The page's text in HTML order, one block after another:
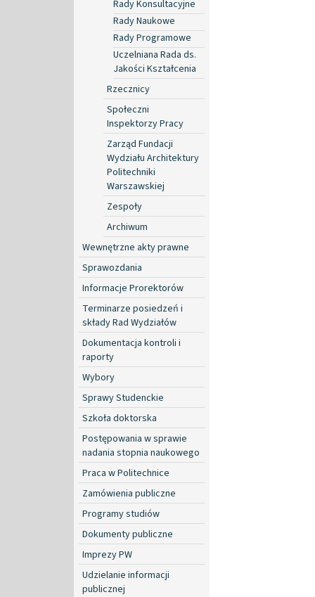
Rady Konsultacyjne
Rady Naukowe
Rady Programowe
Uczelniana Rada ds.
Jakości Kształcenia
Rzecznicy
Społeczni
Inspektorzy Pracy
Zarząd Fundacji
Wydziału Architektury
Politechniki
Warszawskiej
Zespoły
Archiwum
Wewnętrzne akty prawne
Sprawozdania
Informacje Prorektorów
Terminarze posiedzeń i
składy Rad Wydziałów
Dokumentacja kontroli i
raporty
Wybory
Sprawy Studenckie
Szkoła doktorska
Postępowania w sprawie
nadania stopnia naukowego
Praca w Politechnice
Zamówienia publiczne
Programy studiów
Dokumenty publiczne
Imprezy PW
Udzielanie informacji
publicznej